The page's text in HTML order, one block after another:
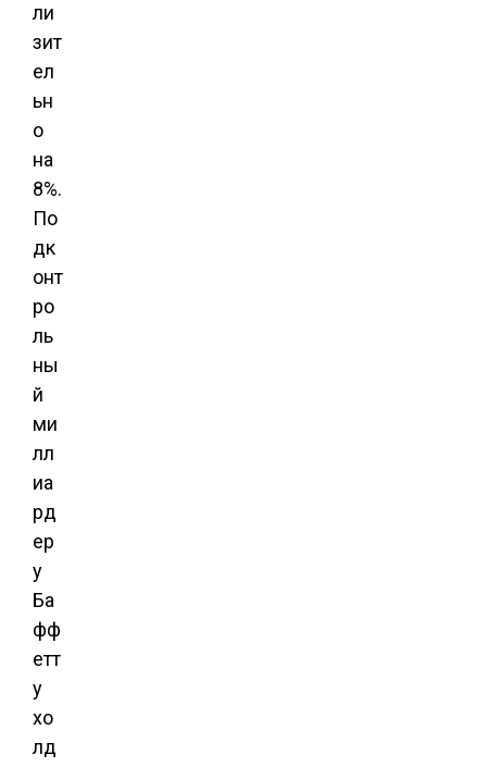
ли
зит
ел
ьн
о
на
8%.
По
дк
онт
ро
ль
ны
й
ми
лл
иа
рд
ер
у
Ба
фф
етт
у
хо
лд